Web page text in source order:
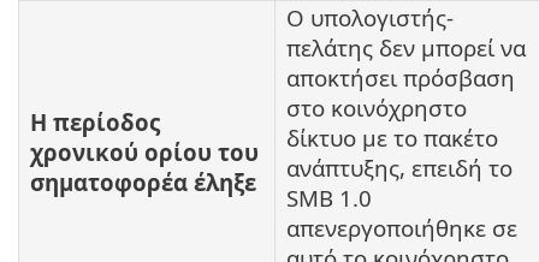
Η περίοδος
χρονικού ορίου του
σηματοφορέα έληξε
Ο υπολογιστής-
πελάτης δεν μπορεί να
αποκτήσει πρόσβαση
στο κοινόχρηστο
δίκτυο με το πακέτο
ανάπτυξης, επειδή το
SMB 1.0
απενεργοποιήθηκε σε